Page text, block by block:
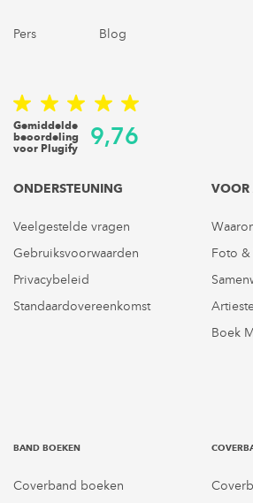
Pers Blog
Gemiddelde
beoordeling
voor Plugify
9,76
ONDERSTEUNING
Veelgestelde vragen
Gebruiksvoorwaarden
Privacybeleid
Standaardovereenkomst
VOOR
Foto &
Boek
BAND BOEKEN
Coverband boeken